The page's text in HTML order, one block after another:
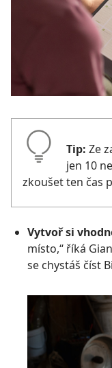
Tip: Ze
jen 10
zkoušet ten čas
Vytvoř si
místo,“ říká
se chystáš číst